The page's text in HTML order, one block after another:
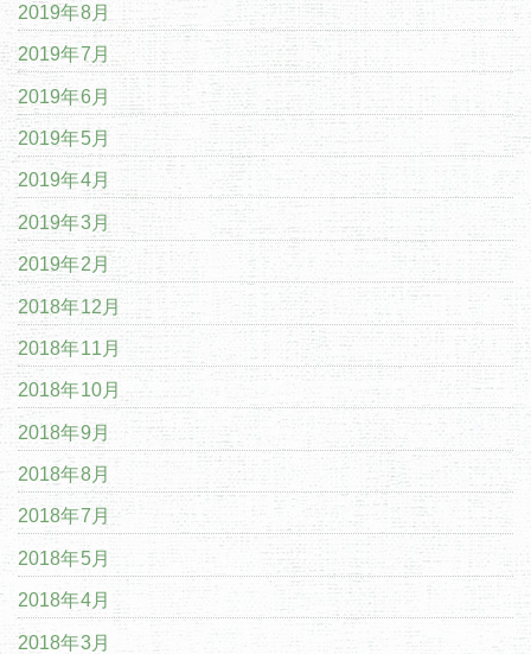
2019年8月
2019年7月
2019年6月
2019年5月
2019年4月
2019年3月
2019年2月
2018年12月
2018年11月
2018年10月
2018年9月
2018年8月
2018年7月
2018年5月
2018年4月
2018年3月